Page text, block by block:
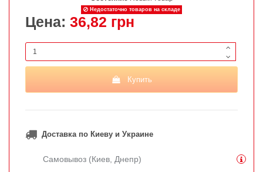
Недостаточно товаров на складе
Цена: 36,82 грн
Купить
Доставка по Киеву и Украине
Самовывоз (Киев, Днепр)